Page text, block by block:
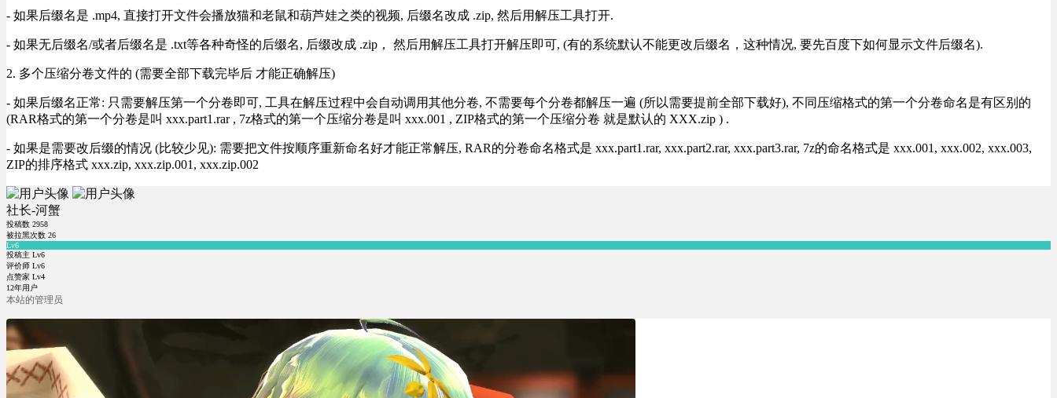
- 如果后缀名是 .mp4, 直接打开文件会播放猫和老鼠和葫芦娃之类的视频, 后缀名改成 .zip, 然后用解压工具打开.
- 如果无后缀名/或者后缀名是 .txt等各种奇怪的后缀名, 后缀改成 .zip， 然后用解压工具打开解压即可, (有的系统默认不能更改后缀名，这种情况, 要先百度下如何显示文件后缀名).
2. 多个压缩分卷文件的 (需要全部下载完毕后 才能正确解压)
- 如果后缀名正常: 只需要解压第一个分卷即可, 工具在解压过程中会自动调用其他分卷, 不需要每个分卷都解压一遍 (所以需要提前全部下载好), 不同压缩格式的第一个分卷命名是有区别的
(RAR格式的第一个分卷是叫 xxx.part1.rar , 7z格式的第一个压缩分卷是叫 xxx.001 , ZIP格式的第一个压缩分卷 就是默认的 XXX.zip ) .
- 如果是需要改后缀的情况 (比较少见): 需要把文件按顺序重新命名好才能正常解压, RAR的分卷命名格式是 xxx.part1.rar, xxx.part2.rar, xxx.part3.rar, 7z的命名格式是 xxx.001, xxx.002, xxx.003,
ZIP的排序格式 xxx.zip, xxx.zip.001, xxx.zip.002
社长-河蟹
投稿数 2958
被拉黑次数 26
Lv6
投稿主 Lv6
评价师 Lv6
点赞家 Lv4
12年用户
本站的管理员